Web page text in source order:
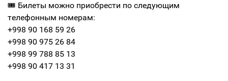
🎟 Билеты можно приобрести по следующим
телефонным номерам:
+998 90 168 59 26
+998 90 975 26 84
+998 99 788 85 13
+998 90 417 13 31